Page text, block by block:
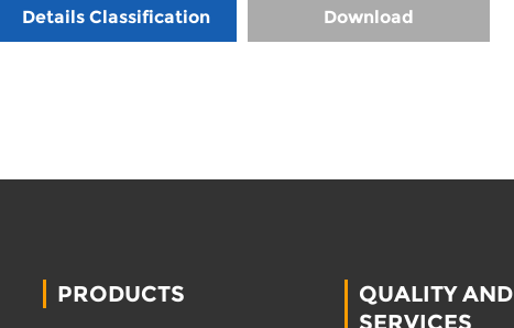
Details Classification Download
PRODUCTS
QUALITY AND
SERVICES